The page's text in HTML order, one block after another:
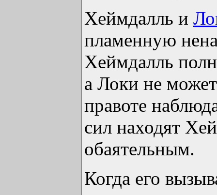
Хеймдалль и
пламенную
Хеймдалль
а Локи не
правоте
сил находят
обаятельным.
Когда его